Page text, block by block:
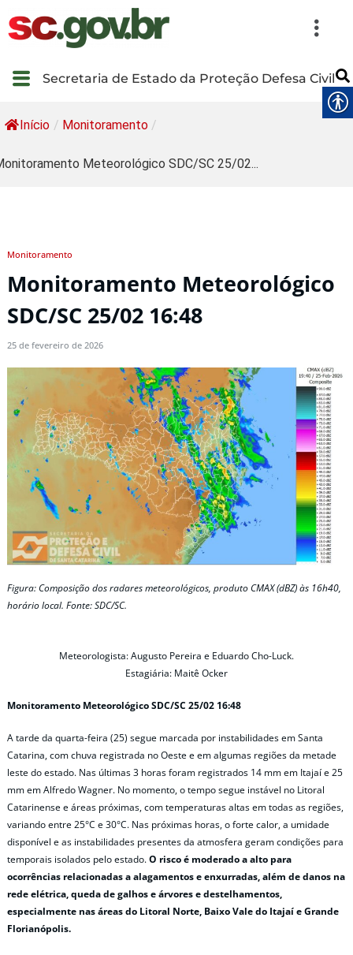
Secretaria de Estado da Proteção Defesa Civil
Início / Monitoramento /
Meteorológico SDC/SC 25/02...
Monitoramento
Monitoramento Meteorológico
SDC/SC 25/02 16:48
25 de fevereiro de 2026
Figura: Composição dos radares meteorológicos, produto CMAX (dBZ) às 16h40,
horário local. Fonte: SDC/SC.
Meteorologista: Augusto Pereira e Eduardo Cho-Luck.
Estagiária: Maitê Ocker
Monitoramento Meteorológico SDC/SC 25/02 16:48
A tarde da quarta-feira (25) segue marcada por instabilidades em Santa
Catarina, com chuva registrada no Oeste e em algumas regiões da metade
leste do estado. Nas últimas 3 horas foram registrados 14 mm em Itajaí e 25
mm em Alfredo Wagner. No momento, o tempo segue instável no Litoral
Catarinense e áreas próximas, com temperaturas altas em todas as regiões,
variando entre 25°C e 30°C. Nas próximas horas, o forte calor, a umidade
disponível e as instabilidades presentes da atmosfera geram condições para
temporais isolados pelo estado.O risco é moderado a alto para
ocorrências relacionadas a alagamentos e enxurradas, além de danos na
rede elétrica, queda de galhos e árvores e destelhamentos,
especialmente nas áreas do Litoral Norte, Baixo Vale do Itajaí e Grande
Florianópolis.